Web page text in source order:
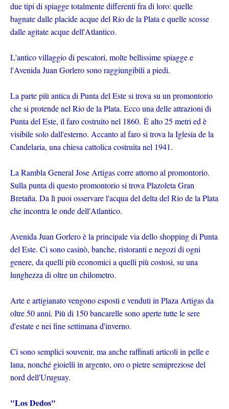
due tipi di spiagge totalmente differenti fra di loro: quelle
bagnate dalle placide acque del Río de la Plata e quelle scosse
dalle agitate acque dell'Atlantico.
L'antico villaggio di pescatori, molte bellissime spiagge e
l'Avenida Juan Gorlero sono raggiungibili a piedi.
La parte più antica di Punta del Este si trova su un promontorio
che si protende nel Rio de la Plata. Ecco una delle attrazioni di
Punta del Este, il faro costruito nel 1860. È alto 25 metri ed è
visibile solo dall'esterno. Accanto al faro si trova la Iglesia de la
Candelaria, una chiesa cattolica costruita nel 1941.
La Rambla General Jose Artigas corre attorno al promontorio.
Sulla punta di questo promontorio si trova Plazoleta Gran
Bretaña. Da lì puoi osservare l'acqua del delta del Rio de la Plata
che incontra le onde dell'Atlantico.
Avenida Juan Gorlero è la principale via dello shopping di Punta
del Este. Ci sono casinò, banche, ristoranti e negozi di ogni
genere, da quelli più economici a quelli più costosi, su una
lunghezza di oltre un chilometro.
Arte e artigianato vengono esposti e venduti in Plaza Artigas da
oltre 50 anni. Più di 150 bancarelle sono aperte tutte le sere
d'estate e nei fine settimana d'inverno.
Ci sono semplici souvenir, ma anche raffinati articoli in pelle e
lana, nonché gioielli in argento, oro o pietre semipreziose del
nord dell'Uruguay.
"Los Dedos"